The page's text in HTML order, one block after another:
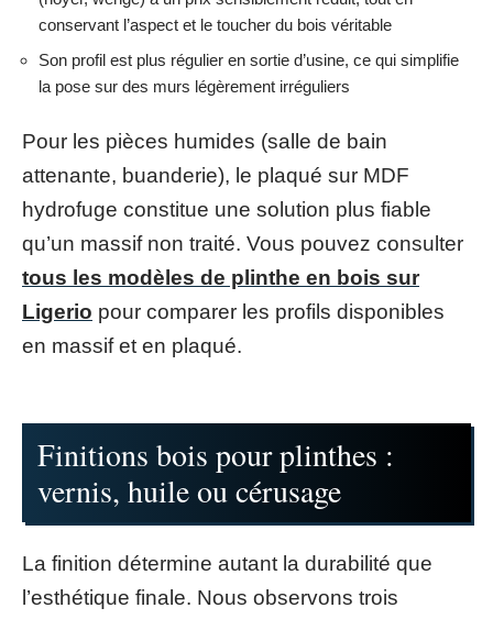
conservant l’aspect et le toucher du bois véritable
Son profil est plus régulier en sortie d’usine, ce qui simplifie
la pose sur des murs légèrement irréguliers
Pour les pièces humides (salle de bain
attenante, buanderie), le plaqué sur MDF
hydrofuge constitue une solution plus fiable
qu’un massif non traité. Vous pouvez consulter
tous les modèles de plinthe en bois sur
Ligerio pour comparer les profils disponibles
en massif et en plaqué.
Finitions bois pour plinthes :
vernis, huile ou cérusage
La finition détermine autant la durabilité que
l’esthétique finale. Nous observons trois